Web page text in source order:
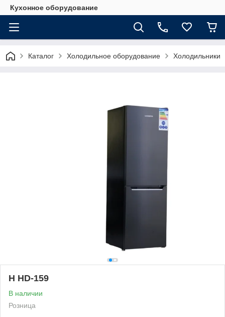
Кухонное оборудование
Каталог Холодильное оборудование Холодильники
H HD-159
В наличии
Розница